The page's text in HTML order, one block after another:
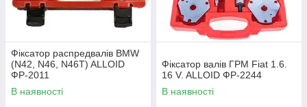
Фіксатор распредвалів BMW
(N42, N46, N46T) ALLOID
ФР-2011
В наявності
Фіксатор валів ГРМ Fiat 1.6.
16 V. ALLOID ФР-2244
В наявності